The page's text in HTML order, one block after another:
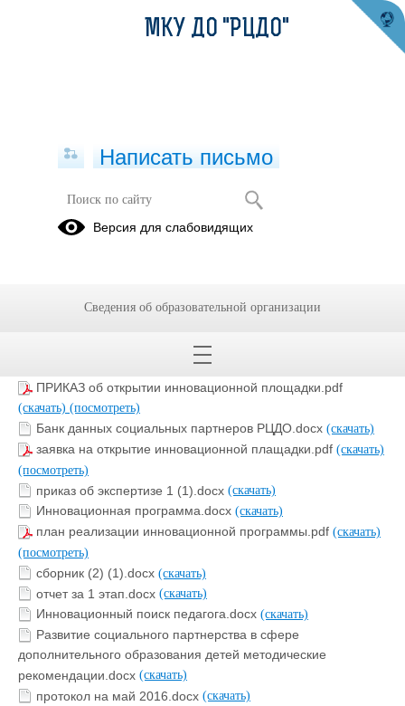
ИННОВАЦИОННАЯ РАБОТА
ПРИКАЗ об открытии инновационной площадки.pdf
(скачать) (посмотреть)
Банк данных социальных партнеров РЦДО.docx (скачать)
заявка на открытие инновационной плащадки.pdf (скачать)
(посмотреть)
приказ об экспертизе 1 (1).docx (скачать)
Инновационная программа.docx (скачать)
план реализации инновационной программы.pdf (скачать)
(посмотреть)
сборник (2) (1).docx (скачать)
отчет за 1 этап.docx (скачать)
Инновационный поиск педагога.docx (скачать)
Развитие социального партнерства в сфере
дополнительного образования детей методические
рекомендации.docx (скачать)
протокол на май 2016.docx (скачать)
МКУ ДО "РЦДО"
Написать письмо
Версия для слабовидящих
Сведения об образовательной организации